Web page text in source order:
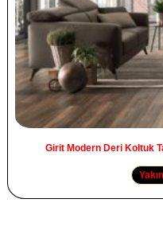
Girit Modern Deri Koltuk